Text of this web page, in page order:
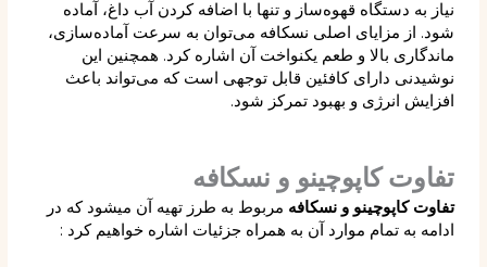
نیاز به دستگاه قهوه‌ساز و تنها با اضافه کردن آب داغ، آماده
شود. از مزایای اصلی نسکافه می‌توان به سرعت آماده‌سازی،
ماندگاری بالا و طعم یکنواخت آن اشاره کرد. همچنین این
نوشیدنی دارای کافئین قابل توجهی است که می‌تواند باعث
افزایش انرژی و بهبود تمرکز شود.
تفاوت کاپوچینو و نسکافه
تفاوت کاپوچینو و نسکافهمربوط به طرز تهیه آن میشود که در
ادامه به تمام موارد آن به همراه جزئیات اشاره خواهیم کرد :